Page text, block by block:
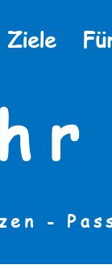
Ziele
-